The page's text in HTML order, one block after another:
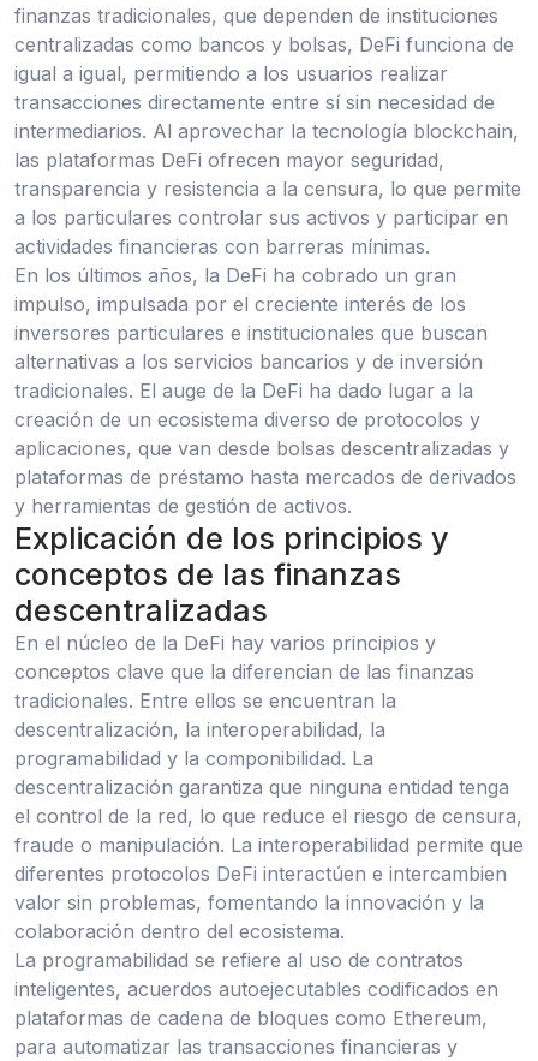
finanzas tradicionales, que dependen de instituciones
centralizadas como bancos y bolsas, DeFi funciona de
igual a igual, permitiendo a los usuarios realizar
transacciones directamente entre sí sin necesidad de
intermediarios. Al aprovechar la tecnología blockchain,
las plataformas DeFi ofrecen mayor seguridad,
transparencia y resistencia a la censura, lo que permite
a los particulares controlar sus activos y participar en
actividades financieras con barreras mínimas.
En los últimos años, la DeFi ha cobrado un gran
impulso, impulsada por el creciente interés de los
inversores particulares e institucionales que buscan
alternativas a los servicios bancarios y de inversión
tradicionales. El auge de la DeFi ha dado lugar a la
creación de un ecosistema diverso de protocolos y
aplicaciones, que van desde bolsas descentralizadas y
plataformas de préstamo hasta mercados de derivados
y herramientas de gestión de activos.
Explicación de los principios y
conceptos de las finanzas
descentralizadas
En el núcleo de la DeFi hay varios principios y
conceptos clave que la diferencian de las finanzas
tradicionales. Entre ellos se encuentran la
descentralización, la interoperabilidad, la
programabilidad y la componibilidad. La
descentralización garantiza que ninguna entidad tenga
el control de la red, lo que reduce el riesgo de censura,
fraude o manipulación. La interoperabilidad permite que
diferentes protocolos DeFi interactúen e intercambien
valor sin problemas, fomentando la innovación y la
colaboración dentro del ecosistema.
La programabilidad se refiere al uso de contratos
inteligentes, acuerdos autoejecutables codificados en
plataformas de cadena de bloques como Ethereum,
para automatizar las transacciones financieras y